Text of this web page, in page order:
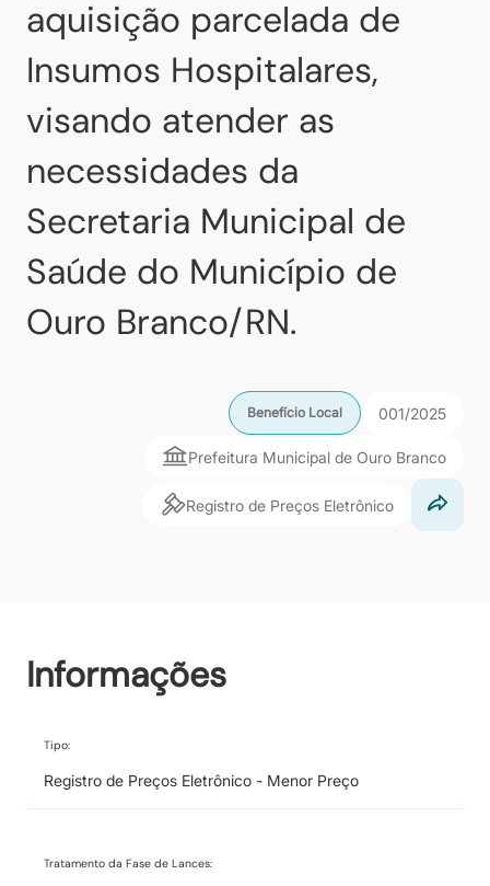
aquisição parcelada de
Insumos Hospitalares,
visando atender as
necessidades da
Secretaria Municipal de
Saúde do Município de
Ouro Branco/RN.
Benefício Local 001/2025
Prefeitura Municipal de Ouro Branco
Registro de Preços Eletrônico
Informações
Tipo:
Registro de Preços Eletrônico - Menor Preço
Tratamento da Fase de Lances: